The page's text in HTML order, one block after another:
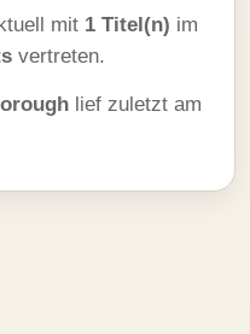
mit 1 Titel(n) im
vertreten.
lief zuletzt am